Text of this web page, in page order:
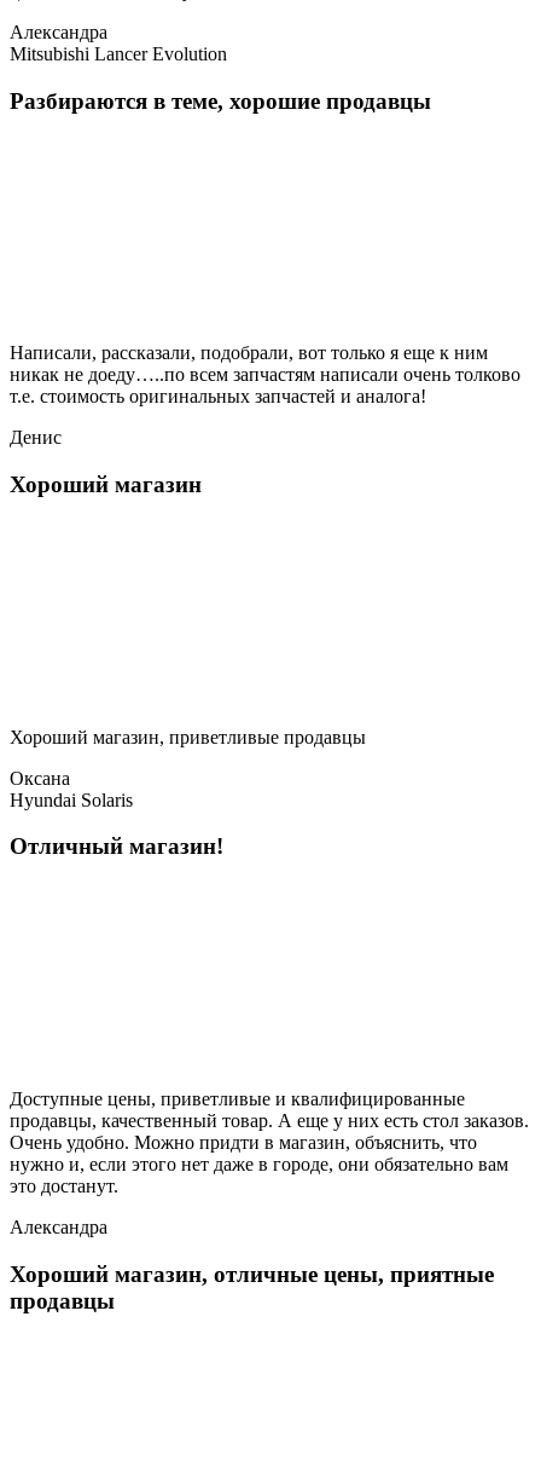
Александра
Mitsubishi Lancer Evolution
Разбираются в теме, хорошие продавцы
Написали, рассказали, подобрали, вот только я еще к ним
никак не доеду…..по всем запчастям написали очень толково
т.е. стоимость оригинальных запчастей и аналога!
Денис
Хороший магазин
Хороший магазин, приветливые продавцы
Оксана
Hyundai Solaris
Отличный магазин!
Доступные цены, приветливые и квалифицированные
продавцы, качественный товар. А еще у них есть стол заказов.
Очень удобно. Можно придти в магазин, объяснить, что
нужно и, если этого нет даже в городе, они обязательно вам
это достанут.
Александра
Хороший магазин, отличные цены, приятные
продавцы